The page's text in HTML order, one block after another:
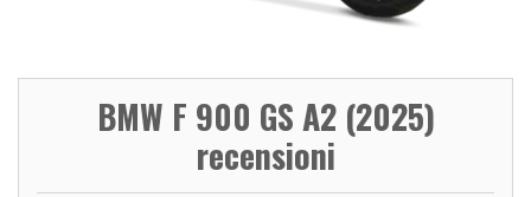
BMW F 900 GS A2 (2025)
recensioni